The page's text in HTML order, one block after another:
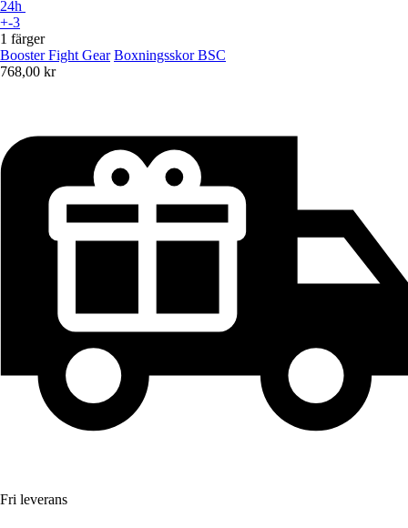
24h
+-3
1 färger
Booster Fight Gear Boxningsskor BSC
768,00 kr
Fri leverans